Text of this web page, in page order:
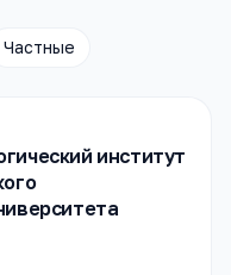
Частные
институт